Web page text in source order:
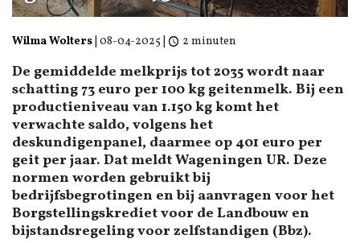
Wilma Wolters 08-04-2025 2 minuten
De gemiddelde melkprijs tot 2035 wordt naar
schatting 73 euro per 100 kg geitenmelk. Bij een
productieniveau van 1.150 kg komt het
verwachte saldo, volgens het
deskundigenpanel, daarmee op 401 euro per
geit per jaar. Dat meldt Wageningen UR. Deze
normen worden gebruikt bij
bedrijfsbegrotingen en bij aanvragen voor het
Borgstellingskrediet voor de Landbouw en
bijstandsregeling voor zelfstandigen (Bbz).